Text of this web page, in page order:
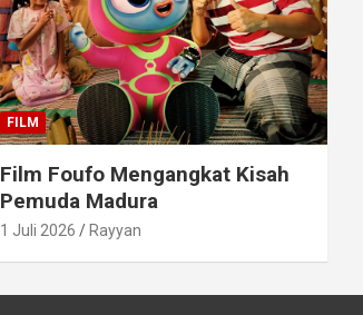
FILM
Film Foufo Mengangkat Kisah
Pemuda Madura
1 Juli 2026 Rayyan